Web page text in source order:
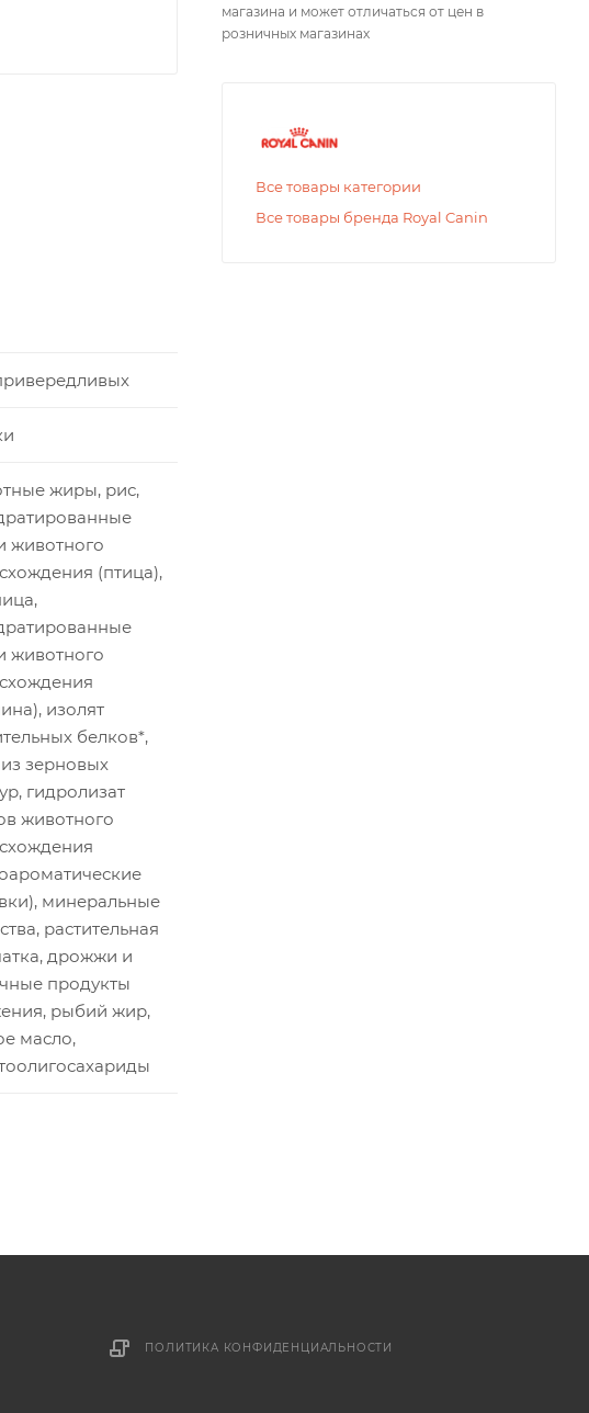
жиры, рис,
животного
(птица),
животного
изолят
белков*,
зерновых
гидролизат
животного
минеральные
растительная
дрожжи и
продукты
рыбий жир,
масло,
магазина и может отличаться от цен в
розничных магазинах
Все товары категории
Все товары бренда Royal Canin
ПОЛИТИКА КОНФИДЕНЦИАЛЬНОСТИ